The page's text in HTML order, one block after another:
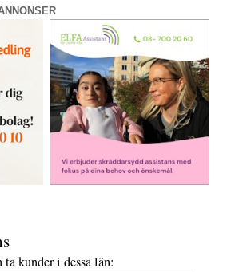
ta kunder i dessa län: